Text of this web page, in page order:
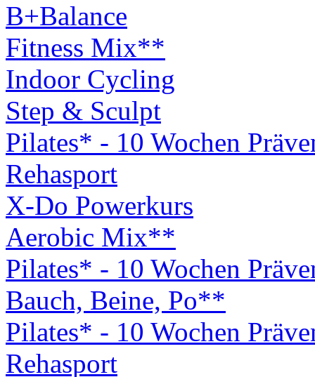
B+Balance
Fitness Mix**
Indoor Cycling
Step & Sculpt
Pilates* - 10 Wochen
Rehasport
X-Do Powerkurs
Aerobic Mix**
Pilates* - 10 Wochen
Bauch, Beine, Po**
Pilates* - 10 Wochen
Rehasport